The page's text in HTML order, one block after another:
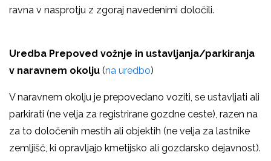
ravna v nasprotju z zgoraj navedenimi določili.
Uredba Prepoved vožnje in ustavljanja/parkiranja
v naravnem okolju (na uredbo)
V naravnem okolju je prepovedano voziti, se ustavljati ali
parkirati (ne velja za registrirane gozdne ceste), razen na
za to določenih mestih ali objektih (ne velja za lastnike
zemljišč, ki opravljajo kmetijsko ali gozdarsko dejavnost).